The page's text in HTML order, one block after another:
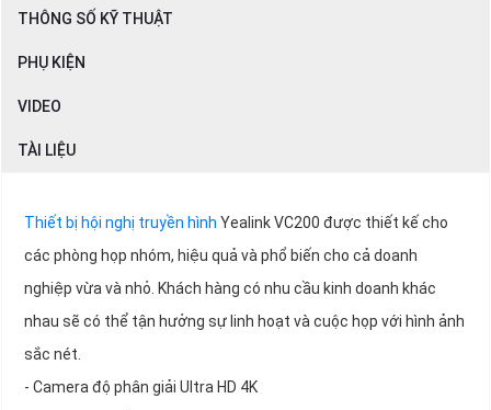
THÔNG SỐ KỸ THUẬT
PHỤ KIỆN
VIDEO
TÀI LIỆU
Thiết bị hội nghị truyền hình Yealink VC200 được thiết kế cho
các phòng họp nhóm, hiệu quả và phổ biến cho cả doanh
nghiệp vừa và nhỏ. Khách hàng có nhu cầu kinh doanh khác
nhau sẽ có thể tận hưởng sự linh hoạt và cuộc họp với hình ảnh
sắc nét.
- Camera độ phân giải Ultra HD 4K